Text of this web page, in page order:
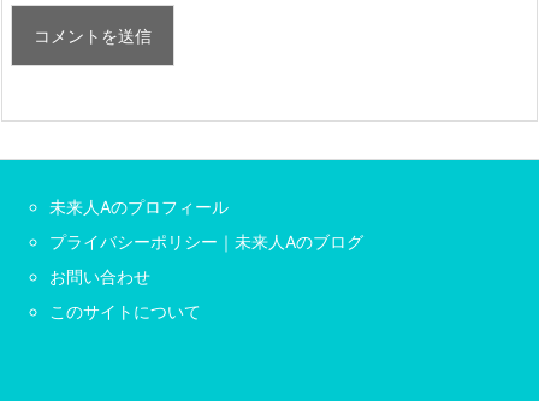
未来人Aのプロフィール
プライバシーポリシー｜未来人Aのブログ
お問い合わせ
このサイトについて